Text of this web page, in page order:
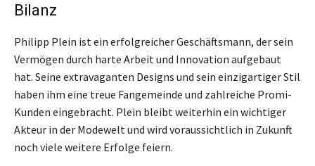
Bilanz
Philipp Plein ist ein erfolgreicher Geschäftsmann, der sein
Vermögen durch harte Arbeit und Innovation aufgebaut
hat. Seine extravaganten Designs und sein einzigartiger Stil
haben ihm eine treue Fangemeinde und zahlreiche Promi-
Kunden eingebracht. Plein bleibt weiterhin ein wichtiger
Akteur in der Modewelt und wird voraussichtlich in Zukunft
noch viele weitere Erfolge feiern.